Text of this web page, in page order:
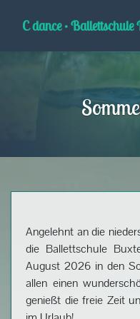
C dance • Ballettschule
Angelehnt an die
die Ballettschule
August 2026 in den
allen einen
genießt die freie Zeit